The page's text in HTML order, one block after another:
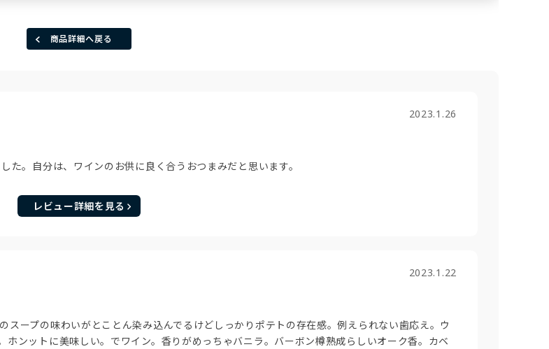
商品詳細へ戻る
2023.1.26
た。自分は、ワインのお供に良く合うおつまみだと思います。
レビュー詳細を見る
2023.1.22
ープの味わいがとことん染み込んでるけどしっかりポテトの存在感。例えられない歯応え。ウ
ンットに美味しい。でワイン。香りがめっちゃバニラ。バーボン樽熟成らしいオーク香。カベ